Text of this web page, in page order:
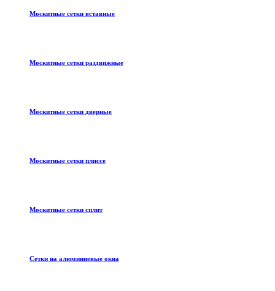
Москитные сетки вставные
Москитные сетки раздвижные
Москитные сетки дверные
Москитные сетки плиссе
Москитные сетки сплит
Сетки на алюминиевые окна